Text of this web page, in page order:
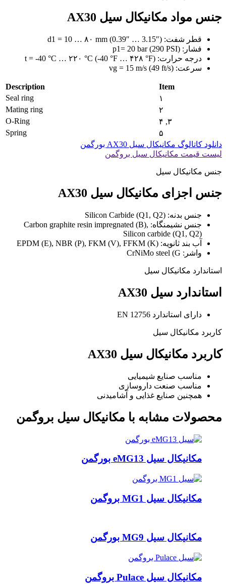
جنس مواد مکانیکال سیل AX30
قطر شفت: d1 = 10 … ۸۰ mm (0.39″ … 3.15″)
فشار: p1= 20 bar (290 PSI)
درجه حرارت: t = -40 °C … ۲۲۰ °C (-40 °F … ۴۲۸ °F)
سرعت: vg = 15 m/s (49 ft/s)
Item
Description
۱
Seal ring
۲
Mating ring
۳, ۴
O-Ring
۵
Spring
دانلود کاتالوگ مکانیکال سیل AX30 بورگمن
لیست قیمت مکانیکال سیل بروگمن
جنس مکانیکال سیل
جنس اجزای مکانیکال سیل AX30
جنس بدنه: Silicon Carbide (Q1, Q2)
جنس نشیمنگاه: Carbon graphite resin impregnated (B),
Silicon carbide (Q1, Q2)
آب بند ثانویه: EPDM (E), NBR (P), FKM (V), FFKM (K)
واشر: CrNiMo steel (G
استاندارد مکانیکال سیل
استاندارد سیل AX30
دارای استاندارد EN 12756
کاربرد مکانیکال سیل
کاربرد مکانیکال سیل AX30
مناسب صنایع شیمیایی
مناسب صنعت داروسازی
همچنین صنایع غذایی و آشامیدنی
محصولات مشابه با مکانیکال سیل بروگمن
مکانیکال سیل eMG13 بورگمن
مکانیکال سیل MG1 بروگمن
مکانیکال سیل MG9 بورگمن
مکانیکال سیل Pulace بروگمن